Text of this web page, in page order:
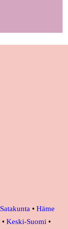
Satakunta • Häme
• Keski-Suomi •